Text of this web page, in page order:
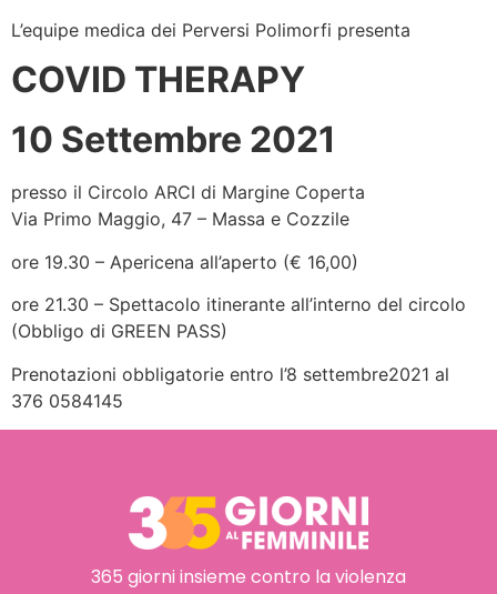
L’equipe medica dei Perversi Polimorfi presenta
COVID THERAPY
10 Settembre 2021
presso il Circolo ARCI di Margine Coperta
Via Primo Maggio, 47 – Massa e Cozzile
ore 19.30 – Apericena all’aperto (€ 16,00)
ore 21.30 – Spettacolo itinerante all’interno del circolo
(Obbligo di GREEN PASS)
Prenotazioni obbligatorie entro l’8 settembre2021 al
376 0584145
365 giorni insieme contro la violenza